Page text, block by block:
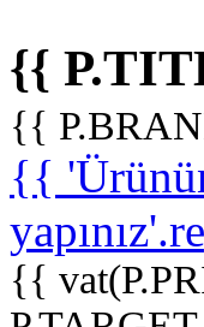
{{
{{
{{
{{